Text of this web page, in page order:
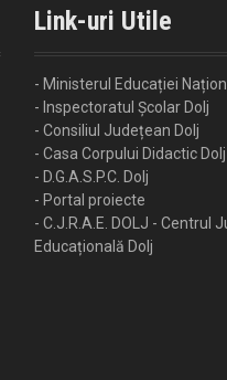
Link-uri Utile
- Ministerul Educației
- Inspectoratul Școlar Dolj
- Consiliul Județean Dolj
- Casa Corpului Didactic Dolj
- D.G.A.S.P.C. Dolj
- Portal proiecte
- C.J.R.A.E. DOLJ - Centrul
Educațională Dolj